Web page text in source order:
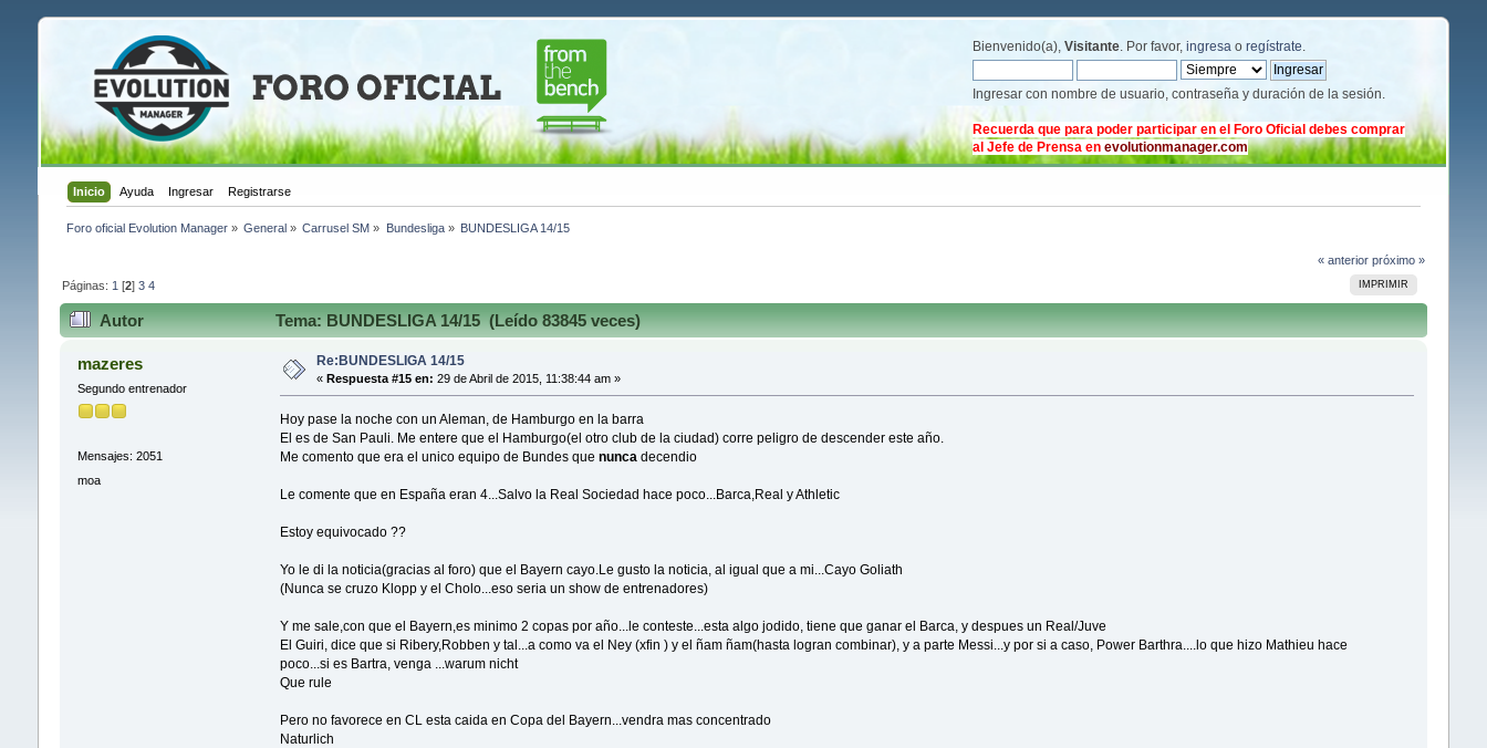
Bienvenido(a),Visitante. Por favor,ingresa oregístrate.
Ingresar con nombre de usuario, contraseña y duración de la sesión.
Recuerda que para poder participar en el Foro Oficial debes comprar
al Jefe de Prensa enevolutionmanager.com
Inicio Ayuda Ingresar Registrarse
Foro oficial Evolution Manager» General » Carrusel SM » Bundesliga» BUNDESLIGA 14/15
« anterior próximo »
IMPRIMIR
Páginas: 1 [2] 3 4
Autor Tema: BUNDESLIGA 14/15 (Leído 83845 veces)
mazeres
Segundo entrenador
Mensajes: 2051
moa
Re:BUNDESLIGA 14/15
« Respuesta #15 en: 29 de Abril de 2015, 11:38:44 am »
Hoy pase la noche con un Aleman, de Hamburgo en la barra
El es de San Pauli. Me entere que el Hamburgo(el otro club de la ciudad) corre peligro de descender este año.
Me comento que era el unico equipo de Bundes quenunca decendio
Le comente que en España eran 4...Salvo la Real Sociedad hace poco...Barca,Real y Athletic
Estoy equivocado ??
Yo le di la noticia(gracias al foro) que el Bayern cayo.Le gusto la noticia, al igual que a mi...Cayo Goliath
(Nunca se cruzo Klopp y el Cholo...eso seria un show de entrenadores)
Y me sale,con que el Bayern,es minimo 2 copas por año...le conteste...esta algo jodido, tiene que ganar el Barca, y despues un Real/Juve
El Guiri, dice que si Ribery,Robben y tal...a como va el Ney (xfin ) y el ñam ñam(hasta logran combinar), y a parte Messi...y por si a caso, Power Barthra....lo que hizo Mathieu hace
poco...si es Bartra, venga ...warum nicht
Que rule
Pero no favorece en CL esta caida en Copa del Bayern...vendra mas concentrado
Naturlich